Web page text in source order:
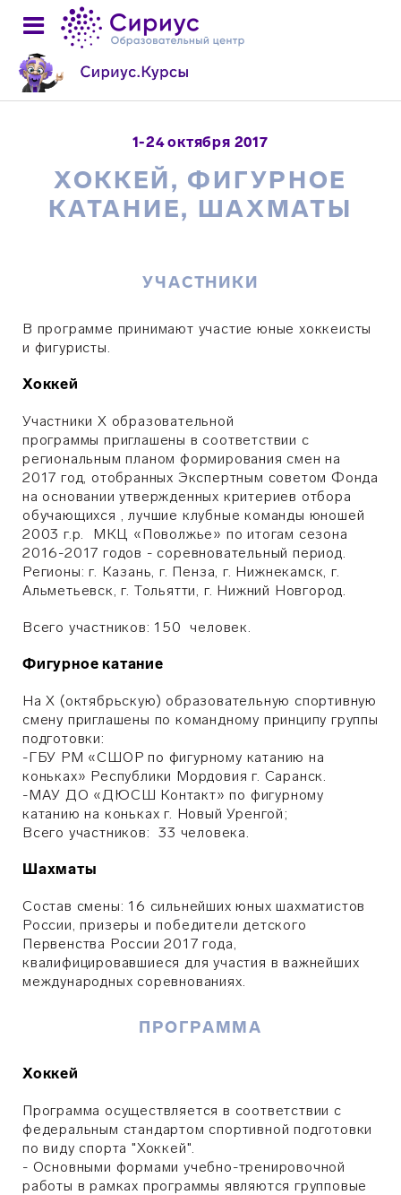
1-24 октября 2017
ХОККЕЙ, ФИГУРНОЕ
КАТАНИЕ, ШАХМАТЫ
УЧАСТНИКИ
В программе принимают участие юные хоккеисты
и фигуристы.
Хоккей
Участники X образовательной
программы приглашены в соответствии с
региональным планом формирования смен на
2017 год, отобранных Экспертным советом Фонда
на основании утвержденных критериев отбора
обучающихся , лучшие клубные команды юношей
2003 г.р. МКЦ «Поволжье» по итогам сезона
2016-2017 годов - соревновательный период.
Регионы: г. Казань, г. Пенза, г. Нижнекамск, г.
Альметьевск, г. Тольятти, г. Нижний Новгород.
Всего участников: 150 человек.
Фигурное катание
На X (октябрьскую) образовательную спортивную
смену приглашены по командному принципу группы
подготовки:
-ГБУ РМ «СШОР по фигурному катанию на
коньках» Республики Мордовия г. Саранск.
-МАУ ДО «ДЮСШ Контакт» по фигурному
катанию на коньках г. Новый Уренгой;
Всего участников: 33 человека.
Шахматы
Состав смены: 16 сильнейших юных шахматистов
России, призеры и победители детского
Первенства России 2017 года,
квалифицировавшиеся для участия в важнейших
международных соревнованиях.
ПРОГРАММА
Хоккей
Программа осуществляется в соответствии с
федеральным стандартом спортивной подготовки
по виду спорта "Хоккей".
- Основными формами учебно-тренировочной
работы в рамках программы являются групповые